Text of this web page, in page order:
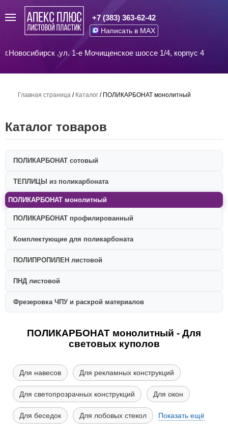
+7 (383) 363-62-42
Написать в MAX
г.Новосибирск ,ул. 1-е Мочищенское шоссе 1/4, корпус 4
Главная страница / Каталог / ПОЛИКАРБОНАТ монолитный
Каталог товаров
ПОЛИКАРБОНАТ сотовый
ТЕПЛИЦЫ из поликарбоната
ПОЛИКАРБОНАТ монолитный
ПОЛИКАРБОНАТ профилированный
Комплектующие для поликарбоната
ПОЛИПРОПИЛЕН листовой
ПНД листовой
Фрезеровка ЧПУ и раскрой материалов
ПОЛИКАРБОНАТ монолитный - Для
световых куполов
Для навесов Для рекламных конструкций
Для светопрозрачных конструкций Для окон
Для беседок Для лобовых стекол Показать ещё